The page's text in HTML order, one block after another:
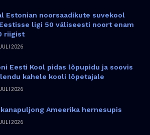
Estonian noorsaadikute suvekool
ligi 50 väliseesti noort enam
riigist
2026
Eesti Kool pidas lõpupidu ja soovis
kahele kooli lõpetajale
2026
Ameerika hernesupis
2026